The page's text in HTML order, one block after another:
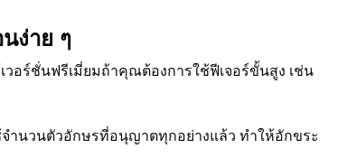
ง่าย ๆ
วอร์ชั่นฟรีเมี่ยมถ้าคุณต้องการใช้ฟีเจอร์ขั้นสูง เช่น
ำนวนตัวอักษรที่อนุญาตทุกอย่างแล้ว ทำให้อักขระ